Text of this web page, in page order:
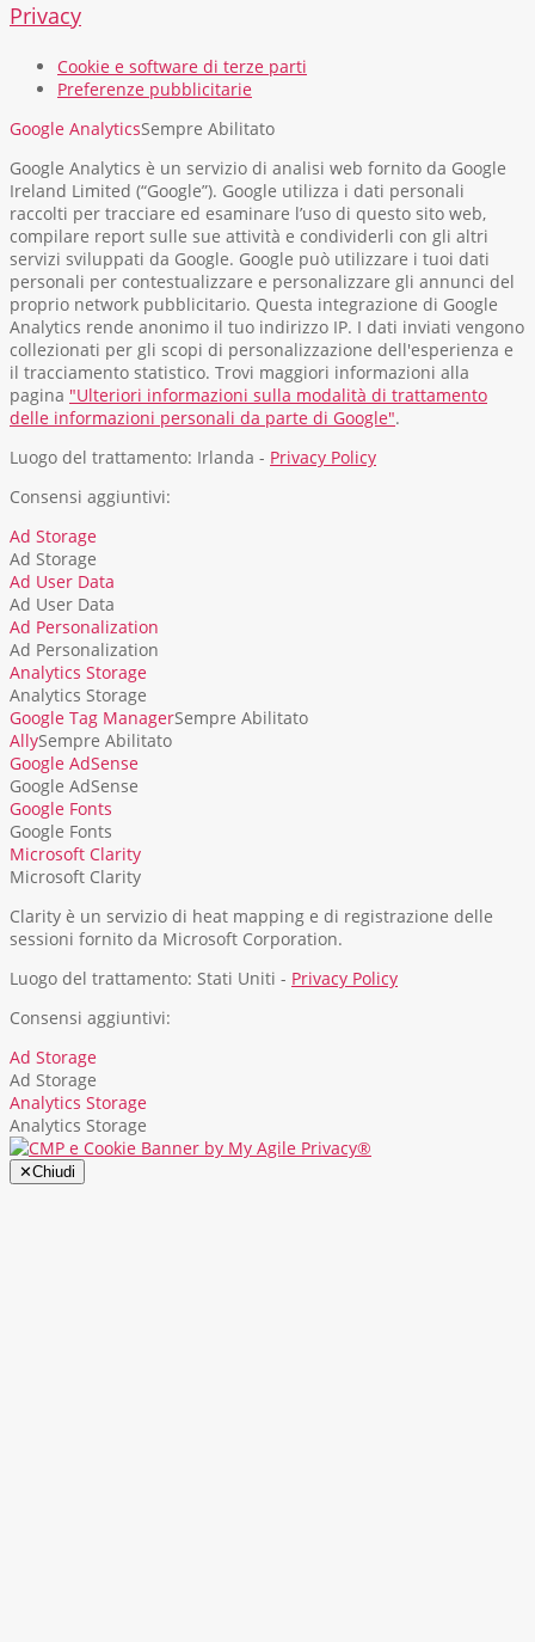
Privacy
Cookie e software di terze parti
Preferenze pubblicitarie
Google AnalyticsSempre Abilitato
Google Analytics è un servizio di analisi web fornito da Google
Ireland Limited (“Google”). Google utilizza i dati personali
raccolti per tracciare ed esaminare l’uso di questo sito web,
compilare report sulle sue attività e condividerli con gli altri
servizi sviluppati da Google. Google può utilizzare i tuoi dati
personali per contestualizzare e personalizzare gli annunci del
proprio network pubblicitario. Questa integrazione di Google
Analytics rende anonimo il tuo indirizzo IP. I dati inviati vengono
collezionati per gli scopi di personalizzazione dell'esperienza e
il tracciamento statistico. Trovi maggiori informazioni alla
pagina "Ulteriori informazioni sulla modalità di trattamento
delle informazioni personali da parte di Google".
Luogo del trattamento: Irlanda - Privacy Policy
Consensi aggiuntivi:
Ad Storage
Ad Storage
Ad User Data
Ad User Data
Ad Personalization
Ad Personalization
Analytics Storage
Analytics Storage
Google Tag ManagerSempre Abilitato
AllySempre Abilitato
Google AdSense
Google AdSense
Google Fonts
Google Fonts
Microsoft Clarity
Microsoft Clarity
Clarity è un servizio di heat mapping e di registrazione delle
sessioni fornito da Microsoft Corporation.
Luogo del trattamento: Stati Uniti - Privacy Policy
Consensi aggiuntivi:
Ad Storage
Ad Storage
Analytics Storage
Analytics Storage
✕Chiudi